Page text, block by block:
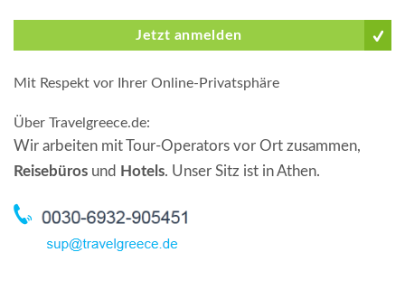
Jetzt anmelden
Mit Respekt vor Ihrer Online-Privatsphäre
Über Travelgreece.de:
Wir arbeiten mit Tour-Operators vor Ort zusammen,
Reisebüros und Hotels. Unser Sitz ist in Athen.